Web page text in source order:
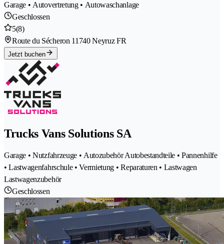
Garage • Autovertretung • Autowaschanlage
Geschlossen
5(8)
Route du Sécheron 11740 Neyruz FR
Jetzt buchen
Trucks Vans Solutions SA
Garage • Nutzfahrzeuge • Autozubehör Autobestandteile • Pannenhilfe
• Lastwagenfahrschule • Vermietung • Reparaturen • Lastwagen
Lastwagenzubehör
Geschlossen